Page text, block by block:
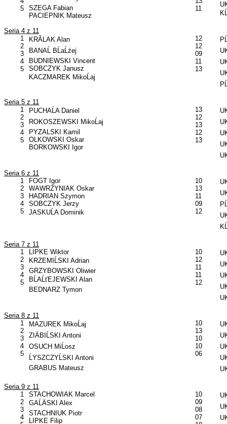
5
SZEGA Fabian
PACIEPNIK Mateusz
11
Seria 4 z 11
1
2
3
4
5
KRĂLAK Alan
BANAĹ BĹaĹźej
BUDNIEWSKI Vincent
SOBCZYK Janusz
KACZMAREK MikoĹaj
12
12
09
11
13
Seria 5 z 11
1
2
3
4
5
PUCHAĹA Daniel
ROKOSZEWSKI MikoĹaj
PYZALSKI Kamil
OLKOWSKI Oskar
BORKOWSKI Igor
13
12
13
12
13
Seria 6 z 11
1
2
3
4
5
FOGT Igor
WAWRZYNIAK Oskar
HADRIAN Szymon
SOBCZYK Jerzy
JASKUĹA Dominik
10
13
11
09
12
Seria 7 z 11
1
2
3
4
5
LIPKE Wiktor
KRZEMIĹSKI Adrian
GRZYBOWSKI Oliwier
BĹAĹťEJEWSKI Alan
BEDNARZ Tymon
10
12
11
11
12
Seria 8 z 11
1
2
3
4
5
MAZUREK MikoĹaj
ZIÄBIĹSKI Antoni
OSUCH MiĹosz
ĹYSZCZYĹSKI Antoni
GRABUS Mateusz
10
13
10
10
06
Seria 9 z 11
1
2
3
4
STACHOWIAK Marcel
GAĹÄSKI Alex
STACHNIUK Piotr
LIPKE Filip
10
09
08
07